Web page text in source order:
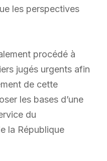
les perspectives
procédé à
jugés urgents afin
de cette
les bases d’une
du
la République